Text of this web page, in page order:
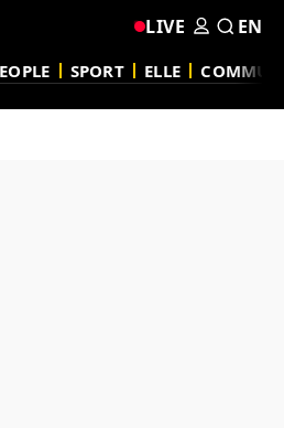
SPORT ELLE
LIVE EN